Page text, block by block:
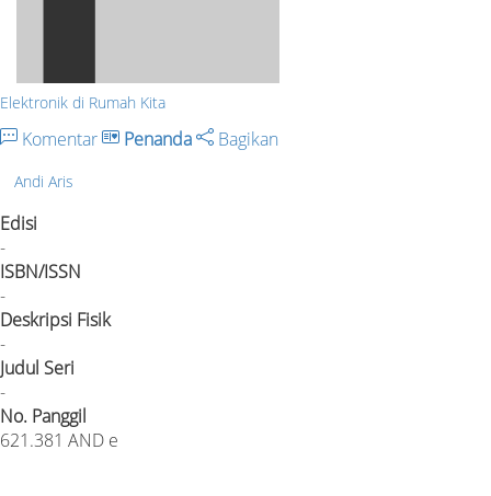
Elektronik di Rumah Kita
Komentar Penanda Bagikan
Andi Aris
Edisi
-
ISBN/ISSN
-
Deskripsi Fisik
-
Judul Seri
-
No. Panggil
621.381 AND e